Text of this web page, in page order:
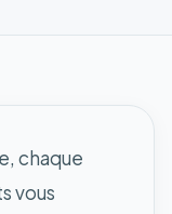
chaque
vous